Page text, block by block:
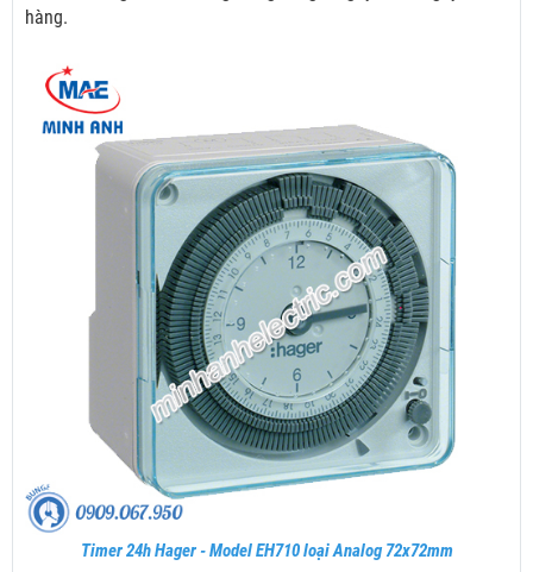
hàng.
Timer 24h Hager - Model EH710 loại Analog 72x72mm